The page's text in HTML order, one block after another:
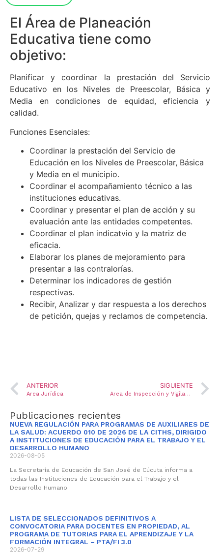
El Área de Planeación
Educativa tiene como
objetivo:
Planificar y coordinar la prestación del Servicio
Educativo en los Niveles de Preescolar, Básica y
Media en condiciones de equidad, eficiencia y
calidad.
Funciones Esenciales:
Coordinar la prestación del Servicio de
Educación en los Niveles de Preescolar, Básica
y Media en el municipio.
Coordinar el acompañamiento técnico a las
instituciones educativas.
Coordinar y presentar el plan de acción y su
evaluación ante las entidades competentes.
Coordinar el plan indicatvio y la matriz de
eficacia.
Elaborar los planes de mejoramiento para
presentar a las contralorías.
Determinar los indicadores de gestión
respectivas.
Recibir, Analizar y dar respuesta a los derechos
de petición, quejas y reclamos de competencia.
ANTERIOR
Area Jurídica
SIGUIENTE
Area de Inspección y Vigilancia
Publicaciones recientes
NUEVA REGULACIÓN PARA PROGRAMAS DE AUXILIARES DE
LA SALUD: ACUERDO 010 DE 2026 DE LA CITHS, DIRIGIDO
A INSTITUCIONES DE EDUCACIÓN PARA EL TRABAJO Y EL
DESARROLLO HUMANO
2026-08-05
La Secretaría de Educación de San José de Cúcuta informa a
todas las Instituciones de Educación para el Trabajo y el
Desarrollo Humano
LISTA DE SELECCIONADOS DEFINITIVOS A
CONVOCATORIA PARA DOCENTES EN PROPIEDAD, AL
PROGRAMA DE TUTORIAS PARA EL APRENDIZAJE Y LA
FORMACIÓN INTEGRAL – PTA/FI 3.0
2026-07-29